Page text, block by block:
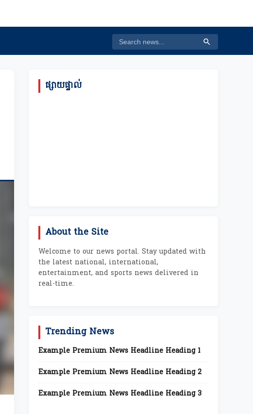
ផ្សាយផ្ទាល់
About the Site
Welcome to our news portal. Stay updated with
the latest national, international,
entertainment, and sports news delivered in
real-time.
Trending News
Example Premium News Headline Heading 1
Example Premium News Headline Heading 2
Example Premium News Headline Heading 3